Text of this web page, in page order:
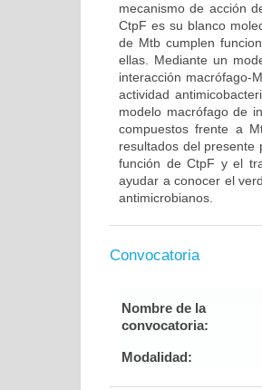
mecanismo de acción
CtpF es su blanco
de Mtb cumplen
ellas. Mediante un
interacción macrófago-
actividad
modelo macrófago de
compuestos frente a
resultados del presente
función de CtpF y el
ayudar a conocer el
antimicrobianos.
Convocatoria
Nombre de la
convocatoria:
Modalidad: